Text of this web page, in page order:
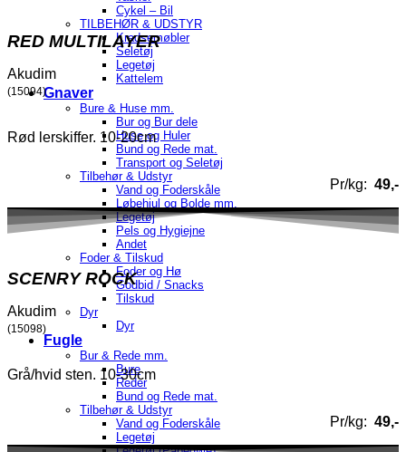
Cykel – Bil
TILBEHØR & UDSTYR
Kradsemøbler
Seletøj
Legetøj
Kattelem
Gnaver
Bure & Huse mm.
Bur og Bur dele
Huse og Huler
Bund og Rede mat.
Transport og Seletøj
Tilbehør & Udstyr
Vand og Foderskåle
Løbehjul og Bolde mm.
Legetøj
Pels og Hygiejne
Andet
Foder & Tilskud
Foder og Hø
Godbid / Snacks
Tilskud
Dyr
Dyr
Fugle
Bur & Rede mm.
Bure
Reder
Bund og Rede mat.
Tilbehør & Udstyr
Vand og Foderskåle
Legetøj
RED MULTILAYER
Akudim
(15094)
Rød lerskiffer. 10-20cm
Pr/kg: 49,-
SCENRY ROCK
Akudim
(15098)
Grå/hvid sten. 10-30cm
Pr/kg: 49,-